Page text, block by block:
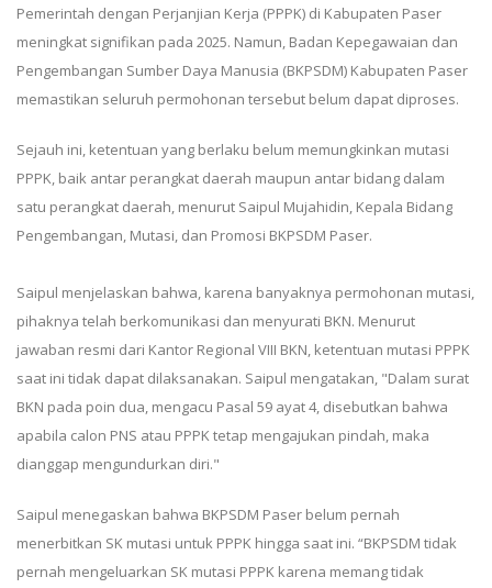
Pemerintah dengan Perjanjian Kerja (PPPK) di Kabupaten Paser
meningkat signifikan pada 2025. Namun, Badan Kepegawaian dan
Pengembangan Sumber Daya Manusia (BKPSDM) Kabupaten Paser
memastikan seluruh permohonan tersebut belum dapat diproses.
Sejauh ini, ketentuan yang berlaku belum memungkinkan mutasi
PPPK, baik antar perangkat daerah maupun antar bidang dalam
satu perangkat daerah, menurut Saipul Mujahidin, Kepala Bidang
Pengembangan, Mutasi, dan Promosi BKPSDM Paser.
Saipul menjelaskan bahwa, karena banyaknya permohonan mutasi,
pihaknya telah berkomunikasi dan menyurati BKN. Menurut
jawaban resmi dari Kantor Regional VIII BKN, ketentuan mutasi PPPK
saat ini tidak dapat dilaksanakan. Saipul mengatakan, "Dalam surat
BKN pada poin dua, mengacu Pasal 59 ayat 4, disebutkan bahwa
apabila calon PNS atau PPPK tetap mengajukan pindah, maka
dianggap mengundurkan diri."
Saipul menegaskan bahwa BKPSDM Paser belum pernah
menerbitkan SK mutasi untuk PPPK hingga saat ini. “BKPSDM tidak
pernah mengeluarkan SK mutasi PPPK karena memang tidak